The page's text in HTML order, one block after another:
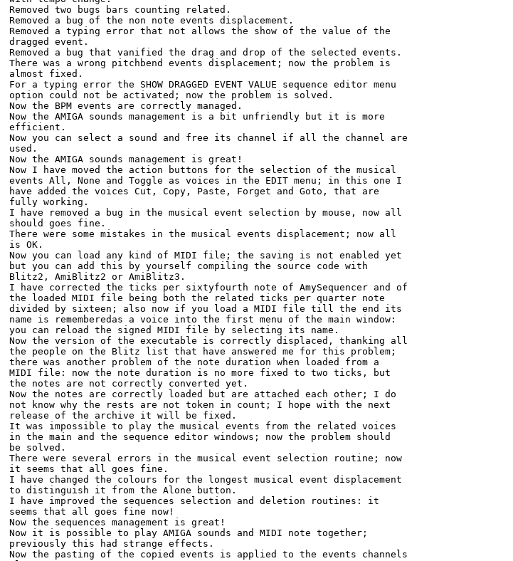
Removed two bugs bars counting related.
Removed a bug of the non note events displacement.
Removed a typing error that not allows the show of the value of the
dragged event.
Removed a bug that vanified the drag and drop of the selected events.
There was a wrong pitchbend events displacement; now the problem is
almost fixed.
For a typing error the SHOW DRAGGED EVENT VALUE sequence editor menu
option could not be activated; now the problem is solved.
Now the BPM events are correctly managed.
Now the AMIGA sounds management is a bit unfriendly but it is more
efficient.
Now you can select a sound and free its channel if all the channel are
used.
Now the AMIGA sounds management is great!
Now I have moved the action buttons for the selection of the musical
events All, None and Toggle as voices in the EDIT menu; in this one I
have added the voices Cut, Copy, Paste, Forget and Goto, that are
fully working.
I have removed a bug in the musical event selection by mouse, now all
should goes fine.
There were some mistakes in the musical events displacement; now all
is OK.
Now you can load any kind of MIDI file; the saving is not enabled yet
but you can add this by yourself compiling the source code with
Blitz2, AmiBlitz2 or AmiBlitz3.
I have corrected the ticks per sixtyfourth note of AmySequencer and of
the loaded MIDI file being both the related ticks per quarter note
divided by sixteen; also now if you load a MIDI file till the end its
name is rememberedas a voice into the first menu of the main window:
you can reload the signed MIDI file by selecting its name.
Now the version of the executable is correctly displaced, thanking all
the people on the Blitz list that have answered me for this problem;
there was another problem of the note duration when loaded from a
MIDI file: now the note duration is no more fixed to two ticks, but
the notes are not correctly converted yet.
Now the notes are correctly loaded but are attached each other; I do
not know why the rests are not token in count; I hope with the next
release of the archive it will be fixed.
It was impossible to play the musical events from the related voices
in the main and the sequence editor windows; now the problem should
be solved.
There were several errors in the musical event selection routine; now
it seems that all goes fine.
I have changed the colours for the longest musical event displacement
to distinguish it from the Alone button.
I have improved the sequences selection and deletion routines: it
seems that all goes fine now!
Now the sequences management is great!
Now it is possible to play AMIGA sounds and MIDI note together;
previously this had strange effects.
Now the pasting of the copied events is applied to the events channels